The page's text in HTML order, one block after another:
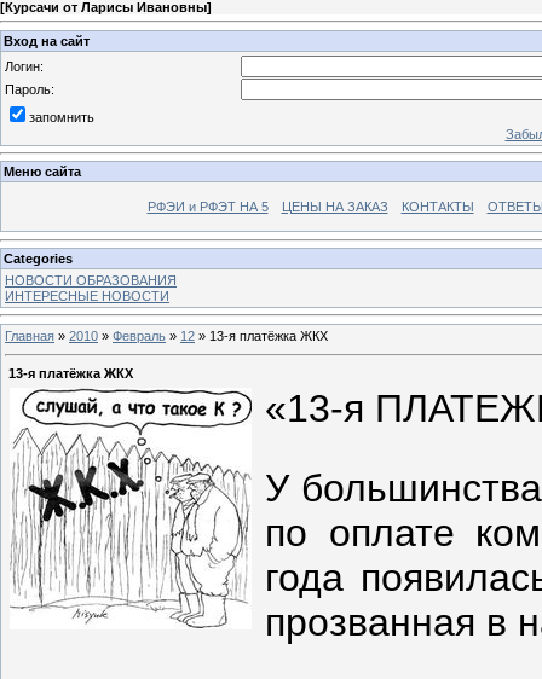
[Курсачи от Ларисы Ивановны]
Вход на сайт
Логин:
Пароль:
запомнить
Меню сайта
РФЭИ и РФЭТ НА 5 ЦЕНЫ НА ЗАКАЗ КОНТАКТЫ
Categories
НОВОСТИ ОБРАЗОВАНИЯ
ИНТЕРЕСНЫЕ НОВОСТИ
Главная » 2010 » Февраль » 12 » 13-я платёжка ЖКХ
13-я платёжка ЖКХ
«13-я
У
по оплате
года
прозванная в